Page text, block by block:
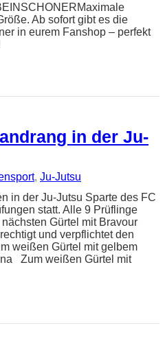
Ab sofort gibt es die
in eurem Fanshop – perfekt
in der Ju-
, Ju-Jutsu
in der Ju-Jutsu Sparte des FC
statt. Alle 9 Prüflinge
Gürtel mit Bravour
und verpflichtet den
weißen Gürtel mit gelbem
Zum weißen Gürtel mit